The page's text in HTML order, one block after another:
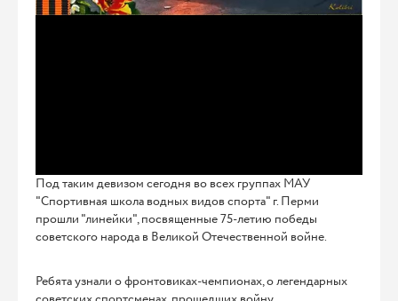
Под таким девизом сегодня во всех группах МАУ
"Спортивная школа водных видов спорта" г. Перми
прошли "линейки", посвященные 75-летию победы
советского народа в Великой Отечественной войне.
Ребята узнали о фронтовиках-чемпионах, о легендарных